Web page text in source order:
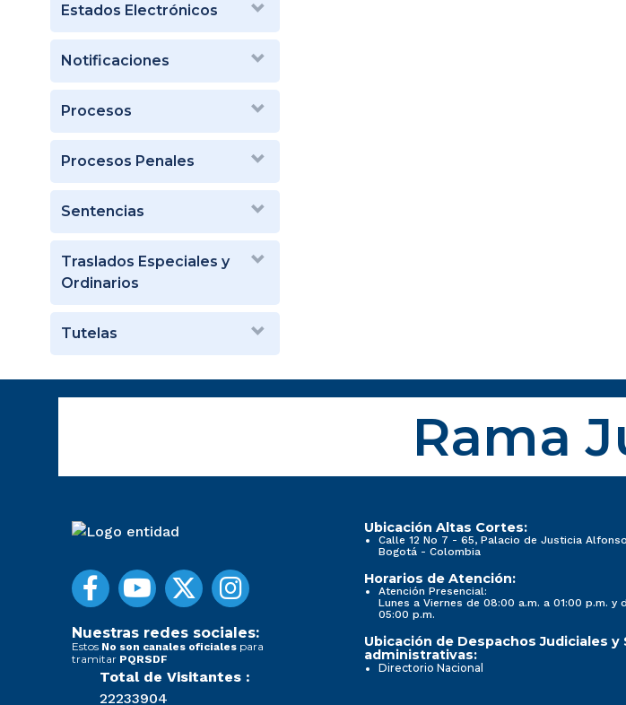
Estados Electrónicos
Notificaciones
Procesos
Procesos Penales
Sentencias
Traslados Especiales y
Ordinarios
Tutelas
Rama
Nuestras redes sociales:
Estos No son canales oficiales para
tramitar PQRSDF
Total de Visitantes :
22233904
Ubicación Altas Cortes:
Calle 12 No 7 - 65, Palacio de Justicia
Bogotá - Colombia
Horarios de Atención:
Atención Presencial:
Lunes a Viernes de 08:00 a.m. a 01:00 p.m. y
05:00 p.m.
Ubicación de Despachos Judiciales y
administrativas:
Directorio Nacional